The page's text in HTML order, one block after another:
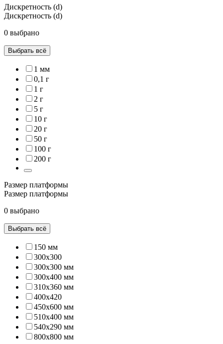
Дискретность (d)
Дискретность (d)
0 выбрано
Выбрать всё
1 мм
0,1 г
1 г
2 г
5 г
10 г
20 г
50 г
100 г
200 г
Размер платформы
Размер платформы
0 выбрано
Выбрать всё
150 мм
300x300
300х300 мм
300х400 мм
310х360 мм
400х420
450х600 мм
510х400 мм
540х290 мм
800х800 мм